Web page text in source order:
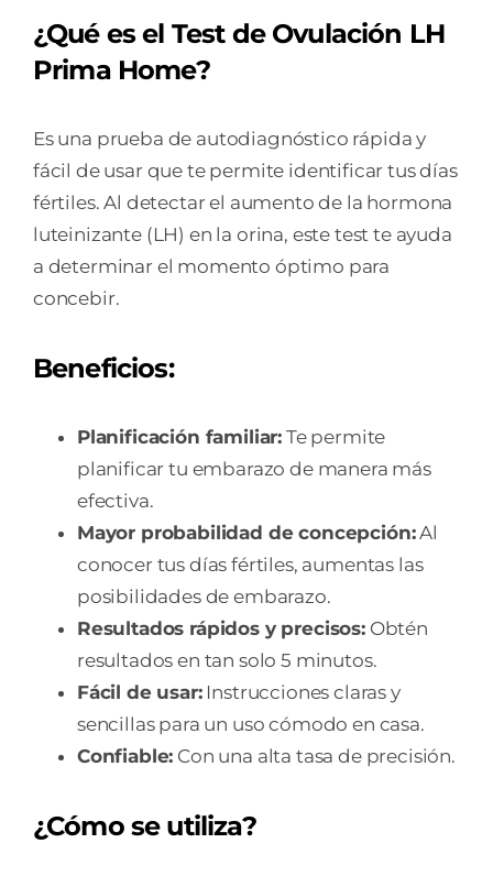
¿Qué es el Test de Ovulación LH
Prima Home?
Es una prueba de autodiagnóstico rápida y
fácil de usar que te permite identificar tus días
fértiles. Al detectar el aumento de la hormona
luteinizante (LH) en la orina, este test te ayuda
a determinar el momento óptimo para
concebir.
Beneficios:
Planificación familiar: Te permite
planificar tu embarazo de manera más
efectiva.
Mayor probabilidad de concepción:Al
conocer tus días fértiles, aumentas las
posibilidades de embarazo.
Resultados rápidos y precisos:Obtén
resultados en tan solo 5 minutos.
Fácil de usar:Instrucciones claras y
sencillas para un uso cómodo en casa.
Confiable: Con una alta tasa de precisión.
¿Cómo se utiliza?